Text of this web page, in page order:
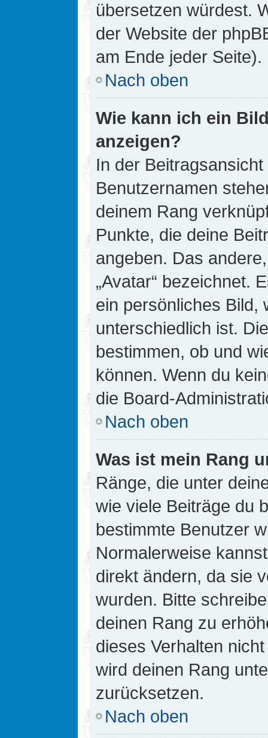
übersetzen würdest.
der Website der
am Ende jeder Seite).
Nach oben
Wie kann ich ein
anzeigen?
In der
Benutzernamen
deinem Rang
Punkte, die deine
angeben. Das
„Avatar“ bezeichnet.
ein persönliches Bild,
unterschiedlich ist.
bestimmen, ob und
können. Wenn du
die Board-
Nach oben
Was ist mein Rang
Ränge, die unter
wie viele Beiträge du
bestimmte Benutzer
Normalerweise
direkt ändern, da sie
wurden. Bitte
deinen Rang zu
dieses Verhalten
wird deinen Rang
zurücksetzen.
Nach oben